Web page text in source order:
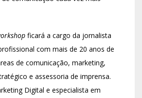
ficará a cargo da jornalista
com mais de 20 anos de
de comunicação, marketing,
e assessoria de imprensa.
Digital e especialista em